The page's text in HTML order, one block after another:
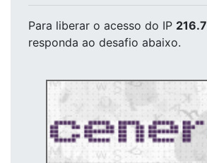
Para liberar o acesso do IP
responda ao desafio abaixo.